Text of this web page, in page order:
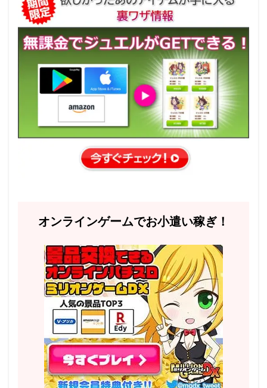
オンラインゲームでお小遣い稼ぎ！